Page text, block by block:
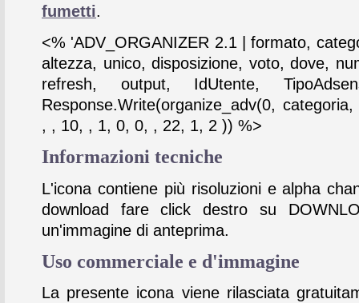
fumetti.
<% 'ADV_ORGANIZER 2.1 | formato,
altezza, unico, disposizione, voto, dove,
refresh, output, IdUtente,
Response.Write(organize_adv(0,
, , 10, , 1, 0, 0, , 22, 1, 2 )) %>
Informazioni tecniche
L'icona contiene più risoluzioni e alpha
download fare click destro su
un'immagine di anteprima.
Uso commerciale e d'immagine
La presente icona viene rilasciata